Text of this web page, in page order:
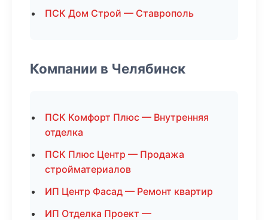
ПСК Дом Строй — Ставрополь
Компании в Челябинск
ПСК Комфорт Плюс — Внутренняя
отделка
ПСК Плюс Центр — Продажа
стройматериалов
ИП Центр Фасад — Ремонт квартир
ИП Отделка Проект —